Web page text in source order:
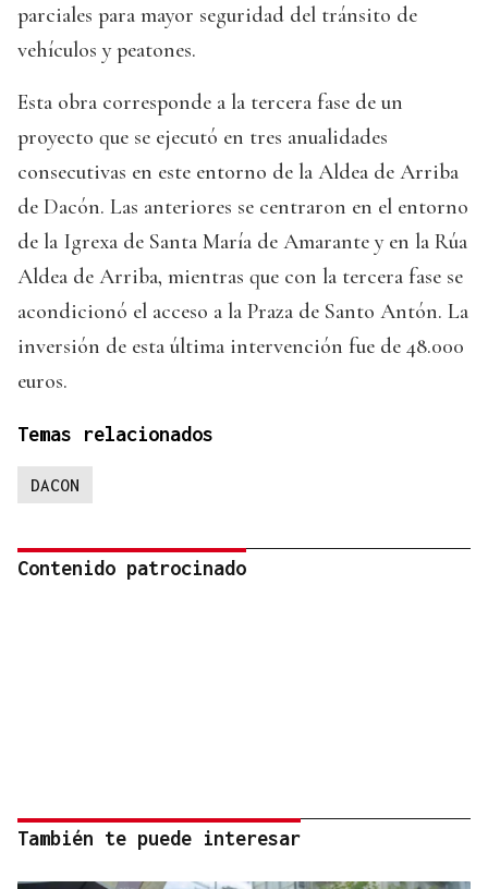
parciales para mayor seguridad del tránsito de
vehículos y peatones.
Esta obra corresponde a la tercera fase de un
proyecto que se ejecutó en tres anualidades
consecutivas en este entorno de la Aldea de Arriba
de Dacón. Las anteriores se centraron en el entorno
de la Igrexa de Santa María de Amarante y en la Rúa
Aldea de Arriba, mientras que con la tercera fase se
acondicionó el acceso a la Praza de Santo Antón. La
inversión de esta última intervención fue de 48.000
euros.
Temas relacionados
DACON
Contenido patrocinado
También te puede interesar